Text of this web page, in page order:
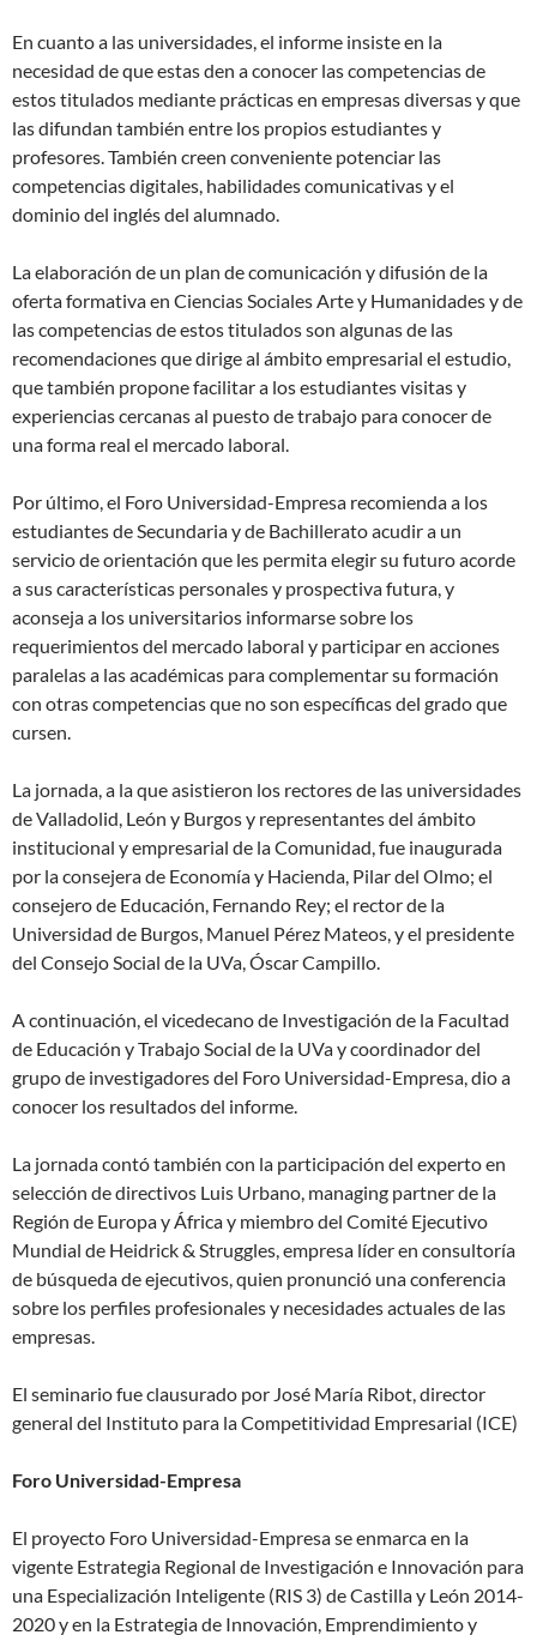
En cuanto a las universidades, el informe insiste en la
necesidad de que estas den a conocer las competencias de
estos titulados mediante prácticas en empresas diversas y que
las difundan también entre los propios estudiantes y
profesores. También creen conveniente potenciar las
competencias digitales, habilidades comunicativas y el
dominio del inglés del alumnado.
La elaboración de un plan de comunicación y difusión de la
oferta formativa en Ciencias Sociales Arte y Humanidades y de
las competencias de estos titulados son algunas de las
recomendaciones que dirige al ámbito empresarial el estudio,
que también propone facilitar a los estudiantes visitas y
experiencias cercanas al puesto de trabajo para conocer de
una forma real el mercado laboral.
Por último, el Foro Universidad-Empresa recomienda a los
estudiantes de Secundaria y de Bachillerato acudir a un
servicio de orientación que les permita elegir su futuro acorde
a sus características personales y prospectiva futura, y
aconseja a los universitarios informarse sobre los
requerimientos del mercado laboral y participar en acciones
paralelas a las académicas para complementar su formación
con otras competencias que no son específicas del grado que
cursen.
La jornada, a la que asistieron los rectores de las universidades
de Valladolid, León y Burgos y representantes del ámbito
institucional y empresarial de la Comunidad, fue inaugurada
por la consejera de Economía y Hacienda, Pilar del Olmo; el
consejero de Educación, Fernando Rey; el rector de la
Universidad de Burgos, Manuel Pérez Mateos, y el presidente
del Consejo Social de la UVa, Óscar Campillo.
A continuación, el vicedecano de Investigación de la Facultad
de Educación y Trabajo Social de la UVa y coordinador del
grupo de investigadores del Foro Universidad-Empresa, dio a
conocer los resultados del informe.
La jornada contó también con la participación del experto en
selección de directivos Luis Urbano, managing partner de la
Región de Europa y África y miembro del Comité Ejecutivo
Mundial de Heidrick & Struggles, empresa líder en consultoría
de búsqueda de ejecutivos, quien pronunció una conferencia
sobre los perfiles profesionales y necesidades actuales de las
empresas.
El seminario fue clausurado por José María Ribot, director
general del Instituto para la Competitividad Empresarial (ICE)
Foro Universidad-Empresa
El proyecto Foro Universidad-Empresa se enmarca en la
vigente Estrategia Regional de Investigación e Innovación para
una Especialización Inteligente (RIS 3) de Castilla y León 2014-
2020 y en la Estrategia de Innovación, Emprendimiento y